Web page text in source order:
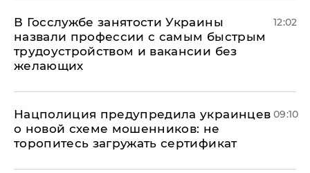
В Госслужбе занятости Украины
назвали профессии с самым быстрым
трудоустройством и вакансии без
желающих
12:02
Нацполиция предупредила украинцев
о новой схеме мошенников: не
торопитесь загружать сертификат
09:10